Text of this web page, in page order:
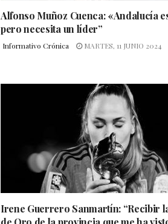
Alfonso Muñoz Cuenca: «Andalucía
pero necesita un líder”
Informativo Crónica MARTES, 11 JUNIO 2024
Irene Guerrero Sanmartín: “Recibir